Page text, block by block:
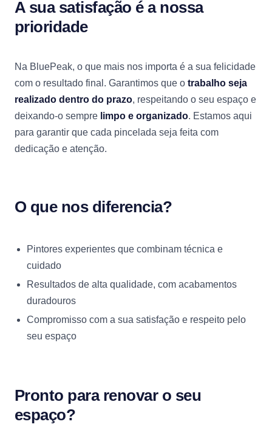
A sua satisfação é a nossa
prioridade
Na BluePeak, o que mais nos importa é a sua felicidade
com o resultado final. Garantimos que o trabalho seja
realizado dentro do prazo, respeitando o seu espaço e
deixando-o sempre limpo e organizado. Estamos aqui
para garantir que cada pincelada seja feita com
dedicação e atenção.
O que nos diferencia?
Pintores experientes que combinam técnica e
cuidado
Resultados de alta qualidade, com acabamentos
duradouros
Compromisso com a sua satisfação e respeito pelo
seu espaço
Pronto para renovar o seu
espaço?